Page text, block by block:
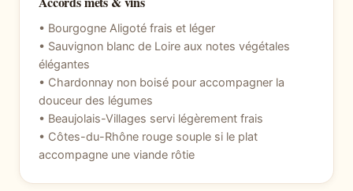
• Bourgogne Aligoté frais et léger
• Sauvignon blanc de Loire aux notes végétales
élégantes
• Chardonnay non boisé pour accompagner la
douceur des légumes
• Beaujolais-Villages servi légèrement frais
• Côtes-du-Rhône rouge souple si le plat
accompagne une viande rôtie